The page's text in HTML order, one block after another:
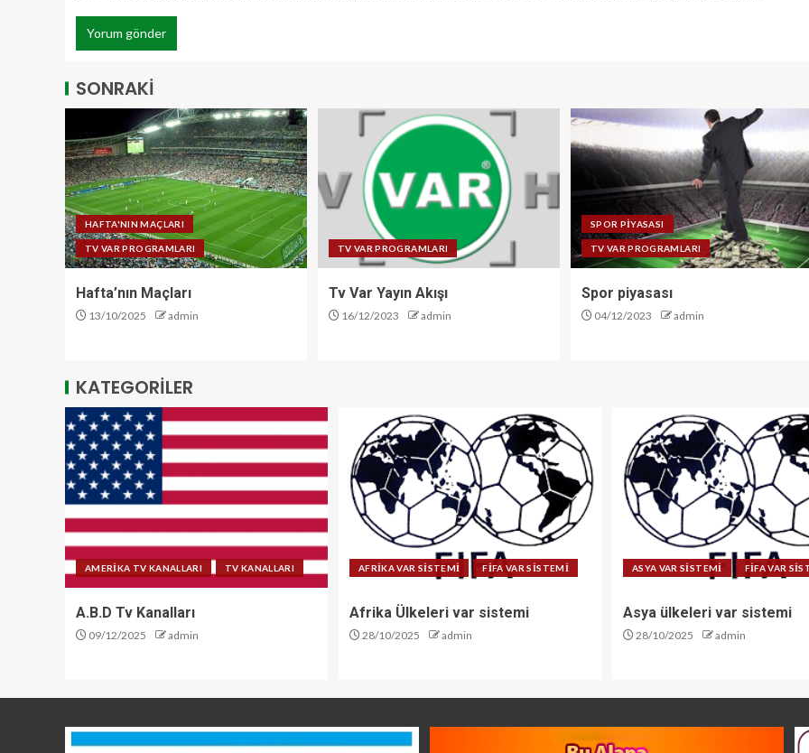
SONRAKİ
HAFTA'NIN MAÇLARI
TV VAR PROGRAMLARI
Hafta’nın Maçları
13/10/2025 admin
TV VAR PROGRAMLARI
Tv Var Yayın Akışı
16/12/2023 admin
SPOR PİYASASI
TV VAR PROGRAMLARI
Spor piyasası
04/12/2023 admin
KATEGORİLER
AMERİKA TV KANALLARI TV KANALLARI
A.B.D Tv Kanalları
09/12/2025 admin
AFRİKA VAR SİSTEMİ FİFA VAR SİSTEMİ
Afrika Ülkeleri var sistemi
28/10/2025 admin
ASYA VAR SİSTEMİ FİFA VAR
Asya ülkeleri var sistemi
28/10/2025 admin